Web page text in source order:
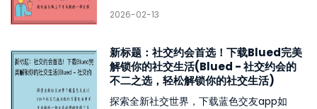
2026-02-13
新标题：社交约会首选！下载Blued完美
解锁你的社交生活(Blued - 社交约会的
不二之选，轻松解锁你的社交生活)
探索全新社交世界，下载蓝色交友app如